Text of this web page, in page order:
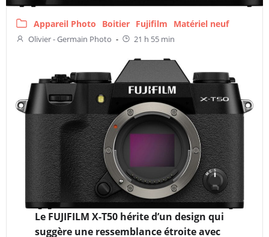
Appareil Photo Boitier Fujifilm Matériel neuf
Olivier - Germain Photo - 21 h 55 min
Le FUJIFILM X-T50 hérite d’un design qui
suggère une ressemblance étroite avec